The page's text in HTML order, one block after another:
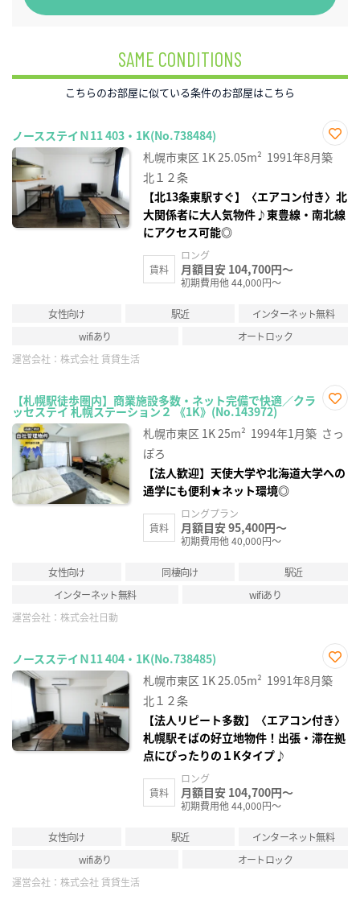
SAME CONDITIONS
こちらのお部屋に似ている条件のお部屋はこちら
ノースステイＮ11 403・1K(No.738484)
お気
に入
札幌市東区 1K25.05m² 1991年8月築
北１２条
【北13条東駅すぐ】〈エアコン付き〉北
大関係者に大人気物件♪東豊線・南北線
にアクセス可能◎
賃料
ロング
月額目安 104,700円～
初期費用他 44,000円～
女性向け 駅近
インターネット無料
wifiあり
オートロック
運営会社： 株式会社 賃貸生活
【札幌駅徒歩圏内】商業施設多数・ネット完備で快適／クラ
ッセステイ 札幌ステーション２ 《1K》(No.143972)
に入
り登
札幌市東区 1K25m² 1994年1月築 さっ
ぽろ
【法人歓迎】天使大学や北海道大学への
通学にも便利★ネット環境◎
賃料
ロングプラン
月額目安 95,400円～
初期費用他 40,000円～
女性向け 同棲向け
駅近
インターネット無料
wifiあり
運営会社： 株式会社日動
ノースステイＮ11 404・1K(No.738485)
お気
に入
札幌市東区 1K25.05m² 1991年8月築
北１２条
【法人リピート多数】〈エアコン付き〉
札幌駅そばの好立地物件！出張・滞在拠
点にぴったりの１Kタイプ♪
賃料
ロング
月額目安 104,700円～
初期費用他 44,000円～
女性向け 駅近
インターネット無料
wifiあり
オートロック
運営会社： 株式会社 賃貸生活